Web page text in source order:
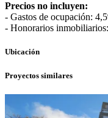
Precios no incluyen:
- Gastos de ocupación:
- Honorarios
Ubicación
Proyectos similares